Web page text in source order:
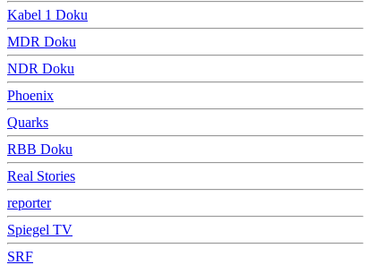
Kabel 1 Doku
MDR Doku
NDR Doku
Phoenix
Quarks
RBB Doku
Real Stories
reporter
Spiegel TV
SRF